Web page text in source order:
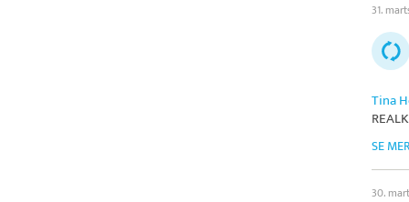
31.
Tina
SE
30.